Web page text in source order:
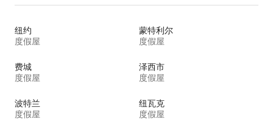
纽约
度假屋
蒙特利尔
度假屋
费城
度假屋
泽西市
度假屋
波特兰
度假屋
纽瓦克
度假屋